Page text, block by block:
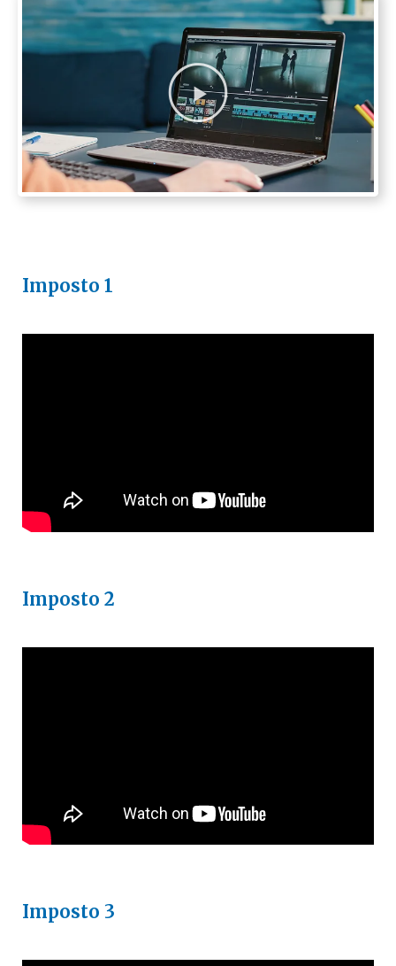
Imposto 1
Imposto 2
Imposto 3